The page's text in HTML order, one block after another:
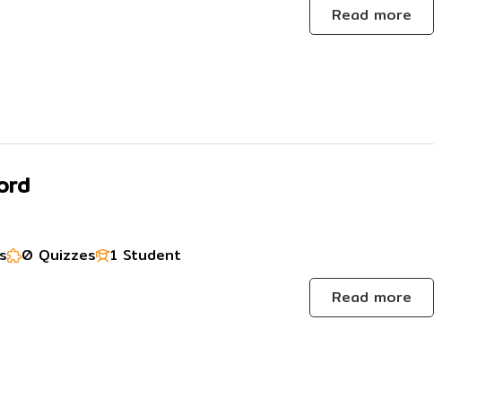
Read more
0 Quizzes 1 Student
Read more